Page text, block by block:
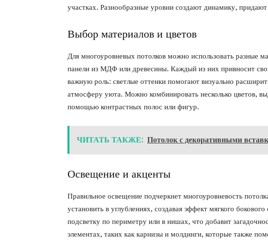
участках. Разнообразные уровни создают динамику,
Выбор материалов и цветов
Для многоуровневых потолков можно использовать разные
панели из МДФ или древесины. Каждый из них привносит
важную роль: светлые оттенки помогают визуально
атмосферу уюта. Можно комбинировать несколько цветов,
помощью контрастных полос или фигур.
ЧИТАТЬ ТАКЖЕ: Потолок с декоративными
Освещение и акценты
Правильное освещение подчеркнет многоуровневость
установить в углублениях, создавая эффект мягкого
подсветку по периметру или в нишах, что добавит
элементах, таких как карнизы и молдинги, которые также